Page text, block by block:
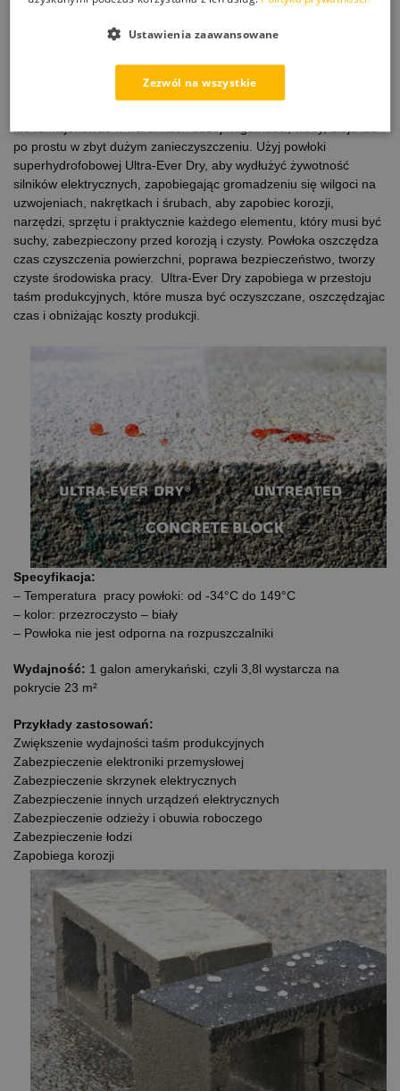
cząsteczki gromadzą się na superhydrofobowej powleczonej
po prostu w zbyt dużym zanieczyszczeniu. Użyj powłoki
superhydrofobowej Ultra-Ever Dry, aby wydłużyć żywotność
silników elektrycznych, zapobiegając gromadzeniu się wilgoci na
uzwojeniach, nakrętkach i śrubach, aby zapobiec korozji,
narzędzi, sprzętu i praktycznie każdego elementu, który musi być
suchy, zabezpieczony przed korozją i czysty. Powłoka oszczędza
czas czyszczenia powierzchni, poprawa bezpieczeństwo, tworzy
czyste środowiska pracy. Ultra-Ever Dry zapobiega w przestoju
taśm produkcyjnych, które musza być oczyszczane, oszczędząjac
czas i obniżając koszty produkcji.
Specyfikacja:
– Temperatura pracy powłoki: od -34°C do 149°C
– kolor: przezroczysto – biały
– Powłoka nie jest odporna na rozpuszczalniki
Wydajność: 1 galon amerykański, czyli 3,8l wystarcza na
pokrycie 23 m²
Przykłady zastosowań:
Zwiększenie wydajności taśm produkcyjnych
Zabezpieczenie elektroniki przemysłowej
Zabezpieczenie skrzynek elektrycznych
Zabezpieczenie innych urządzeń elektrycznych
Zabezpieczenie odzieży i obuwia roboczego
Zabezpieczenie łodzi
Zapobiega korozji
Zezwól na wszystkie
Ustawienia zaawansowane